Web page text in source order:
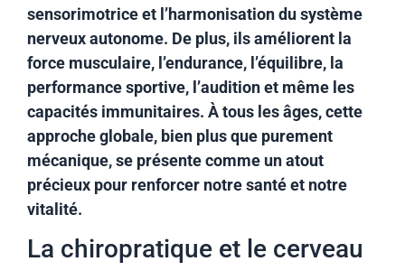
sensorimotrice et l’harmonisation du système
nerveux autonome. De plus, ils améliorent la
force musculaire, l’endurance, l’équilibre, la
performance sportive, l’audition et même les
capacités immunitaires. À tous les âges, cette
approche globale, bien plus que purement
mécanique, se présente comme un atout
précieux pour renforcer notre santé et notre
vitalité.
La chiropratique et le cerveau